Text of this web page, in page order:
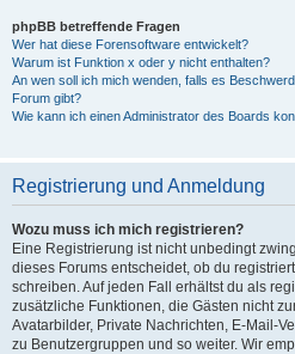
phpBB betreffende Fragen
Wer hat diese Forensoftware entwickelt?
Warum ist Funktion x oder y nicht enthalten?
An wen soll ich mich wenden, falls es
Forum gibt?
Wie kann ich einen Administrator des Boards
Registrierung und Anmeldung
Wozu muss ich mich registrieren?
Eine Registrierung ist nicht unbedingt
dieses Forums entscheidet, ob du
schreiben. Auf jeden Fall erhältst du als
zusätzliche Funktionen, die Gästen nicht
Avatarbilder, Private Nachrichten, E-Mail-
zu Benutzergruppen und so weiter. Wir